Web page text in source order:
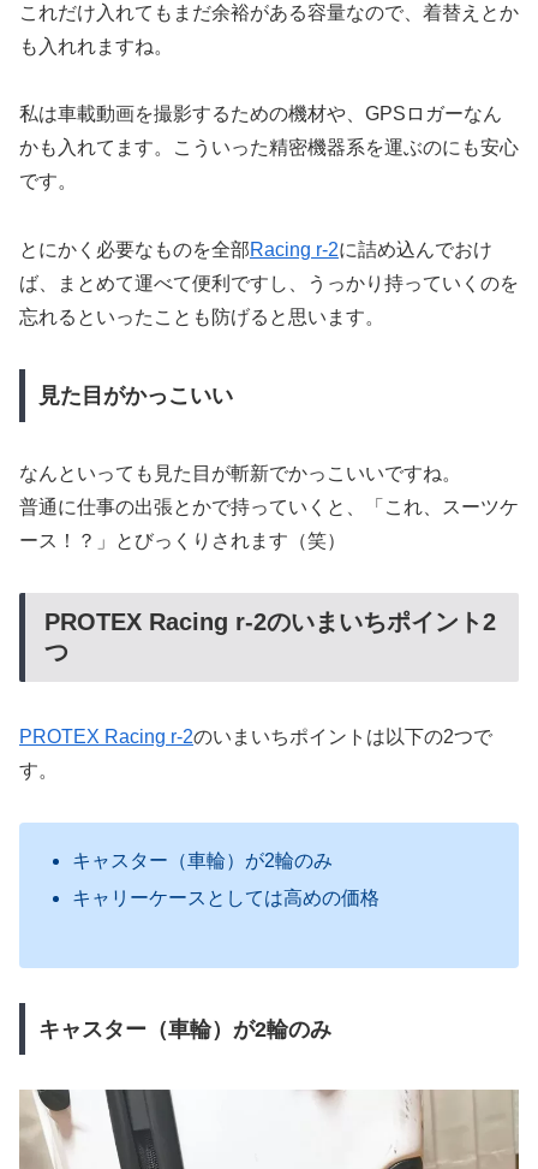
これだけ入れてもまだ余裕がある容量なので、着替えとか
も入れれますね。
私は車載動画を撮影するための機材や、GPSロガーなん
かも入れてます。こういった精密機器系を運ぶのにも安心
です。
とにかく必要なものを全部Racing r-2に詰め込んでおけ
ば、まとめて運べて便利ですし、うっかり持っていくのを
忘れるといったことも防げると思います。
見た目がかっこいい
なんといっても見た目が斬新でかっこいいですね。
普通に仕事の出張とかで持っていくと、「これ、スーツケ
ース！？」とびっくりされます（笑）
PROTEX Racing r-2のいまいちポイント2
つ
PROTEX Racing r-2のいまいちポイントは以下の2つで
す。
キャスター（車輪）が2輪のみ
キャリーケースとしては高めの価格
キャスター（車輪）が2輪のみ